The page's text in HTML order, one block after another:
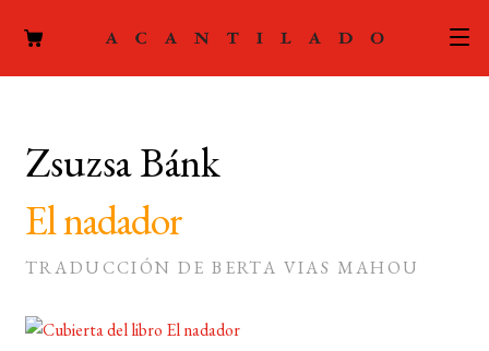
AUTORES
PODCAST
LA EDITORIAL
Zsuzsa Bánk
El nadador
TRADUCCIÓN DE BERTA VIAS MAHOU